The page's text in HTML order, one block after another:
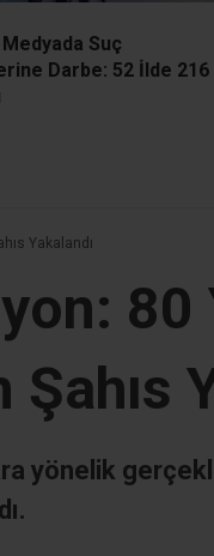
Suç
Darbe: 52 İlde 216
Yakalandı
80
yönelik